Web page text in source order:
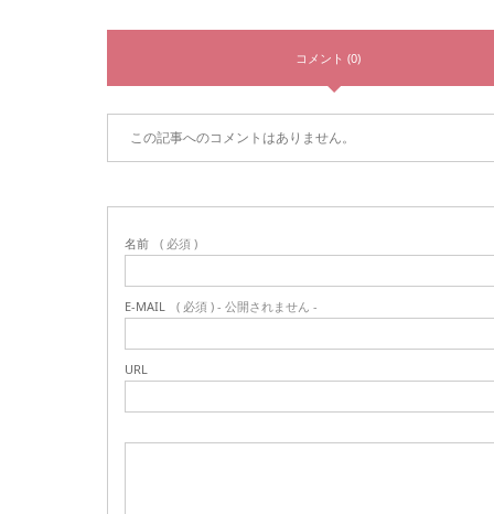
コメント (0)
この記事へのコメントはありません。
名前 ( 必須 )
E-MAIL ( 必須 ) - 公開されません -
URL